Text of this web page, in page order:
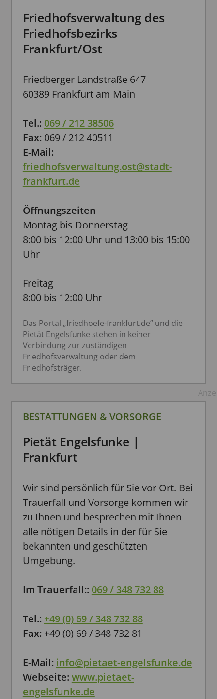
Friedhofsverwaltung des
Friedhofsbezirks
Frankfurt/Ost
Friedberger Landstraße 647
60389 Frankfurt am Main
Tel.: 069 / 212 38506
Fax: 069 / 212 40511
E-Mail:
friedhofsverwaltung.ost@stadt-
frankfurt.de
Öffnungszeiten
Montag bis Donnerstag
8:00 bis 12:00 Uhr und 13:00 bis 15:00
Uhr
Freitag
8:00 bis 12:00 Uhr
Das Portal „friedhoefe-frankfurt.de” und die
Pietät Engelsfunke stehen in keiner
Verbindung zur zuständigen
Friedhofsverwaltung oder dem
Friedhofsträger.
BESTATTUNGEN & VORSORGE
Pietät Engelsfunke |
Frankfurt
Wir sind persönlich für Sie vor Ort. Bei
Trauerfall und Vorsorge kommen wir
zu Ihnen und besprechen mit Ihnen
alle nötigen Details in der für Sie
bekannten und geschützten
Umgebung.
Im Trauerfall:: 069 / 348 732 88
Tel.: +49 (0) 69 / 348 732 88
Fax: +49 (0) 69 / 348 732 81
E-Mail: info@pietaet-engelsfunke.de
Webseite: www.pietaet-
engelsfunke.de